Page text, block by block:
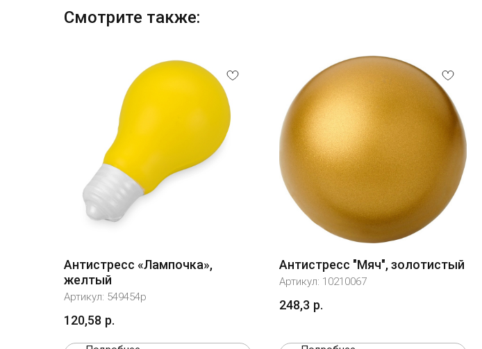
Смотрите также:
Антистресс «Лампочка»,
желтый
Артикул: 549454p
120,58 р.
Антистресс "Мяч", золотистый
Артикул: 10210067
248,3 р.